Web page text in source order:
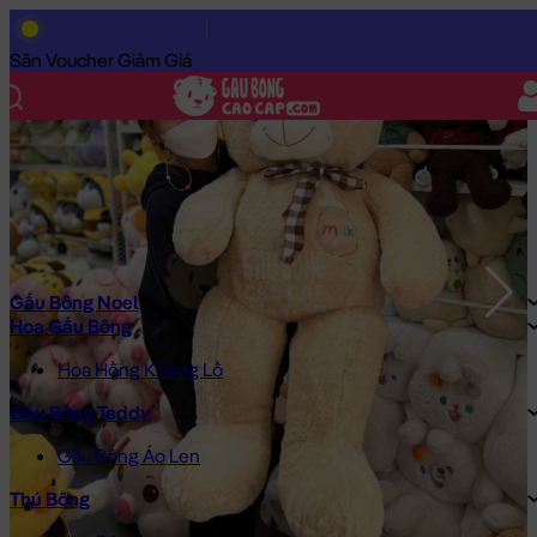
Săn Voucher Giảm Giá
Gấu Bông Noel
Hoa Gấu Bông
Hoa Hồng Khổng Lồ
Gấu Bông Teddy
Gấu Bông Áo Len
Thú Bông
Trang Chủ